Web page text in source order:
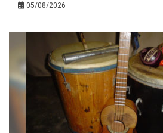
05/08/2026